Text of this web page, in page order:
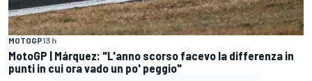
MOTOGP13 h
MotoGP | Márquez: "L'anno scorso facevo la differenza in
punti in cui ora vado un po' peggio"